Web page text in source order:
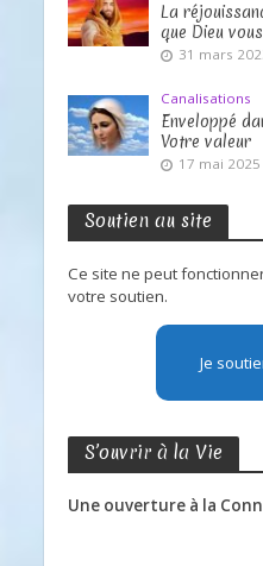
La
que Dieu
31 mars
Canalisations
Enveloppé
Votre valeur
17 mai 2025
Soutien au site
Ce site ne peut
votre soutien.
Je
S’ouvrir à la Vie
Une ouverture à la